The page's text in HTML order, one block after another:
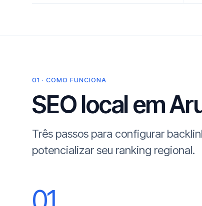
01 · COMO FUNCIONA
SEO local em
Três passos para configurar
potencializar seu ranking regional.